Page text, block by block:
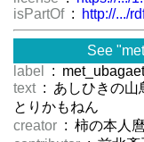
isPartOf : http://.../
See
label
:
text : あしひきの山
とりかもねん
creator : 柿の本人麿